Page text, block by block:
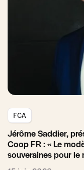
FCA
Jérôme Saddier,
Coop FR : « Le
souveraines pour le